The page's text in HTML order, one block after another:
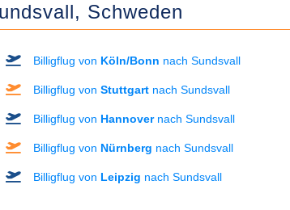
Schweden
Billigflug von Köln/Bonn nach Sundsvall
Billigflug vonStuttgart nach Sundsvall
Billigflug von Hannovernach Sundsvall
Billigflug von Nürnberg nach Sundsvall
Billigflug von Leipzig nach Sundsvall